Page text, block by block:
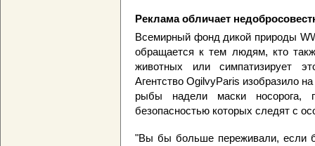
Реклама обличает
Всемирный фонд дикой природы
обращается к тем людям, кто
животных или симпатизирует
Агентство OgilvyParis изобразило
рыбы надели маски
безопасностью которых следят с
"Вы бы больше переживали, если